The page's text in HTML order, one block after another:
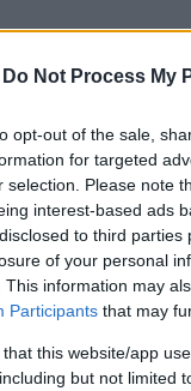
Do Not Process My
opt-out of the sale,
for targeted
selection. Please note
interest-based ads
to third
of your personal
This information may
Participants that may
that this website/app
but not limited